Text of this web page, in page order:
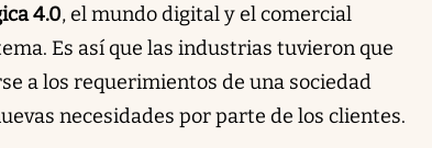
4.0, el mundo digital y el comercial
Es así que las industrias tuvieron que
a los requerimientos de una sociedad
necesidades por parte de los clientes.